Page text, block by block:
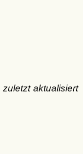
zuletzt aktualisiert